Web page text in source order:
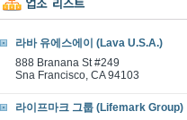
라바 유에스에이 (Lava U.S.A.)
888 Branana St #249
Sna Francisco, CA 94103
라이프마크 그룹 (Lifemark Group)